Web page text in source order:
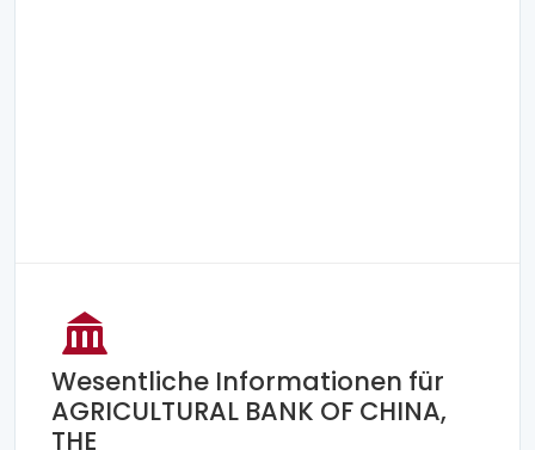
Wesentliche Informationen für
AGRICULTURAL BANK OF CHINA,
THE